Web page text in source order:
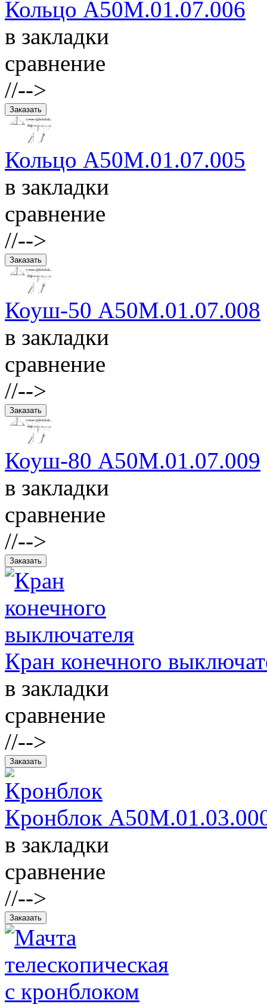
Кольцо А50М.01.07.006
в закладки
сравнение
//-->
Кольцо А50М.01.07.005
в закладки
сравнение
//-->
Коуш-50 А50М.01.07.008
в закладки
сравнение
//-->
Коуш-80 А50М.01.07.009
в закладки
сравнение
//-->
Кран конечного
в закладки
сравнение
//-->
Кронблок
в закладки
сравнение
//-->